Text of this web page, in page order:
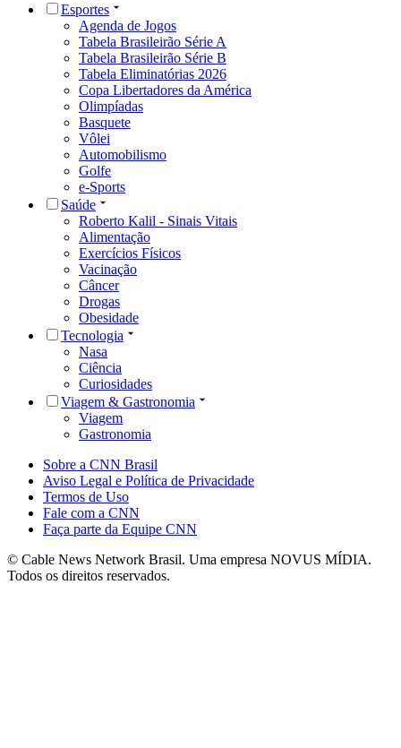
Esportes
Agenda de Jogos
Tabela Brasileirão Série A
Tabela Brasileirão Série B
Tabela Eliminatórias 2026
Copa Libertadores da América
Olimpíadas
Basquete
Vôlei
Automobilismo
Golfe
e-Sports
Saúde
Roberto Kalil - Sinais Vitais
Alimentação
Exercícios Físicos
Vacinação
Câncer
Drogas
Obesidade
Tecnologia
Nasa
Ciência
Curiosidades
Viagem & Gastronomia
Viagem
Gastronomia
Sobre a CNN Brasil
Aviso Legal e Política de Privacidade
Termos de Uso
Fale com a CNN
Faça parte da Equipe CNN
© Cable News Network Brasil. Uma empresa NOVUS MÍDIA.
Todos os direitos reservados.